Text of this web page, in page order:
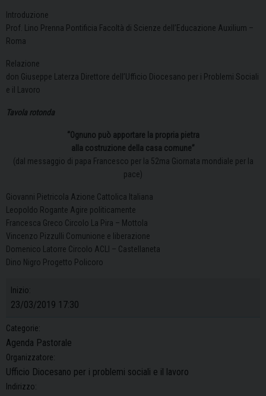
Introduzione
Prof. Lino Prenna Pontificia Facoltà di Scienze dell’Educazione Auxilium –
Roma
Relazione
don Giuseppe Laterza Direttore dell’Ufficio Diocesano per i Problemi Sociali
e il Lavoro
Tavola rotonda
“Ognuno può apportare la propria pietra
alla costruzione della casa comune”
(dal messaggio di papa Francesco per la 52ma Giornata mondiale per la
pace)
Giovanni Pietricola Azione Cattolica Italiana
Leopoldo Rogante Agire politicamente
Francesca Greco Circolo La Pira – Mottola
Vincenzo Pizzulli Comunione e liberazione
Domenico Latorre Circolo ACLI – Castellaneta
Dino Nigro Progetto Policoro
Inizio:
23/03/2019 17:30
Categorie:
Agenda Pastorale
Organizzatore:
Ufficio Diocesano per i problemi sociali e il lavoro
Indirizzo: